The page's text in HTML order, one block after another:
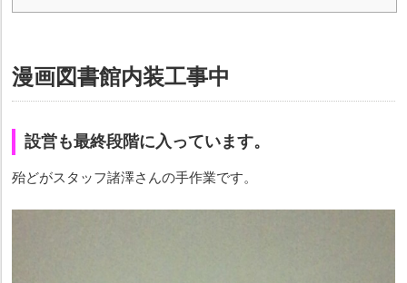
漫画図書館内装工事中
設営も最終段階に入っています。
殆どがスタッフ諸澤さんの手作業です。